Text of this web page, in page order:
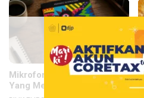
Mikrofon yang Murka: Puisi
Yang Membersihkan